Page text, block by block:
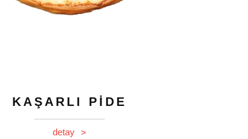
KAŞARLI PİDE
detay >